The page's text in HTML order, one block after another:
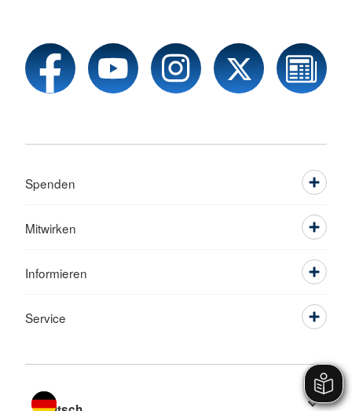
Spenden
Mitwirken
Informieren
Service
Sprache wechseln zu